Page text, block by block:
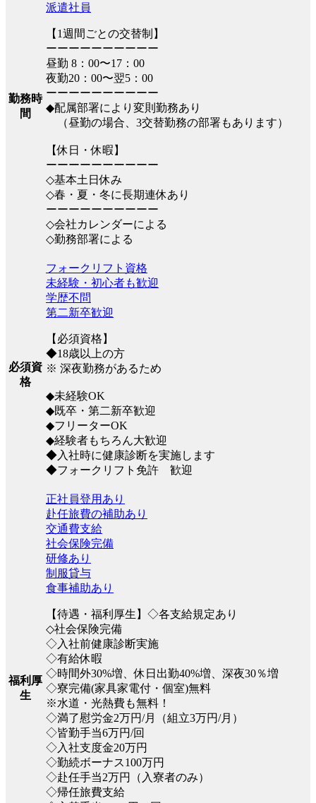
勤務時
間
派遣社員
【1週間ごとの交替制】
ーーーーーーーーーー
昼勤 8：00〜17：00
夜勤20：00〜翌5：00
ーーーーーーーーーー
◆配属部署により変則勤務あり
（昼勤の場合、3交替勤務の部署もあります）
【休日・休暇】
ーーーーーーーーーー
◇基本土日休み
◇春・夏・冬に長期連休あり
ーーーーーーーーーー
◇会社カレンダーによる
◇勤務部署による
必須資
格
フォークリフト資格
未経験・初心者も歓迎
学歴不問
第二新卒歓迎
【必須資格】
◆18歳以上の方
※ 深夜勤務があるため
◆未経験OK
◆既卒・第二新卒歓迎
◆フリーターOK
◆経験者もちろん大歓迎
◆入社時に健康診断を実施します
◆フォークリフト免許 歓迎
福利厚
生
正社員登用あり
赴任旅費の補助あり
交通費支給
社会保険完備
研修あり
制服貸与
食事補助あり
【待遇・福利厚生】◇各支給規定あり
◇社会保険完備
◇入社前健康診断実施
◇有給休暇
◇時間外30%増、休日出勤40%増、深夜30％増
◇寮完備(家具家電付・個室)無料
※水道・光熱費も無料！
◇満了慰労金2万円/月（組立3万円/月）
◇皆勤手当6万円/回
◇入社支度金20万円
◇勤続ボーナス100万円
◇赴任手当2万円（入寮者のみ）
◇帰任旅費支給